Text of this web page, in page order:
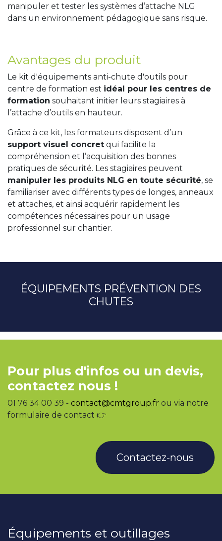
manipuler et tester les systèmes d’attache NLG
dans un environnement pédagogique sans risque.
Avantages du produit
Le kit d'équipements anti-chute d'outils pour
centre de formation est idéal pour les centres de
formation souhaitant initier leurs stagiaires à
l’attache d’outils en hauteur.
Grâce à ce kit, les formateurs disposent d’un
support visuel concret qui facilite la
compréhension et l’acquisition des bonnes
pratiques de sécurité. Les stagiaires peuvent
manipuler les produits NLG en toute sécurité, se
familiariser avec différents types de longes, anneaux
et attaches, et ainsi acquérir rapidement les
compétences nécessaires pour un usage
professionnel sur chantier.
ÉQUIPEMENTS PRÉVENTION DES
CHUTES
Pour plus d'infos ou un devis,
contactez nous !
01 76 34 00 39 - contact@cmtgroup.fr ou via notre
formulaire de contact 👉
Contactez-nous
Équipements et outillages